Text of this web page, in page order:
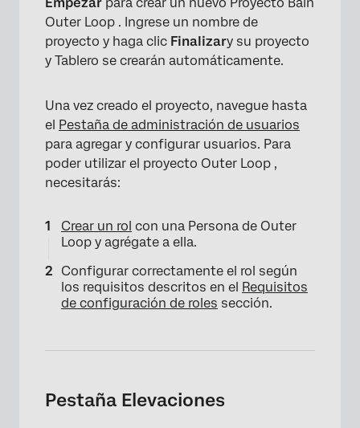
Outer Loop . Ingrese un nombre de
proyecto y haga clic Finalizary su proyecto
y Tablero se crearán automáticamente.
Una vez creado el proyecto, navegue hasta
el Pestaña de administración de usuarios
para agregar y configurar usuarios. Para
poder utilizar el proyecto Outer Loop ,
necesitarás:
Crear un rol con una Persona de Outer
Loop y agrégate a ella.
Configurar correctamente el rol según
los requisitos descritos en el Requisitos
de configuración de roles sección.
Pestaña Elevaciones